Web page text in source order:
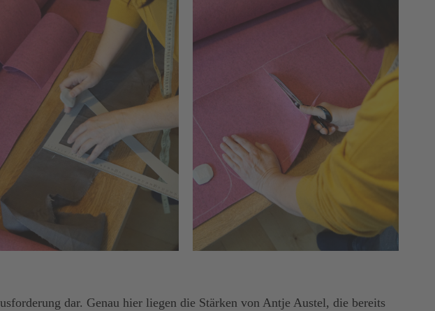
dar. Genau hier liegen die Stärken von Antje Austel, die bereits